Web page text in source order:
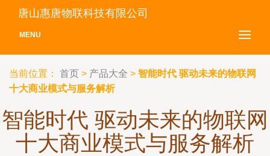
唐山惠唐物联科技有限公司
MENU
当前位置： 首页 > 产品大全 > 智能时代 驱动未来的物联网
十大商业模式与服务解析
智能时代 驱动未来的物联网
十大商业模式与服务解析